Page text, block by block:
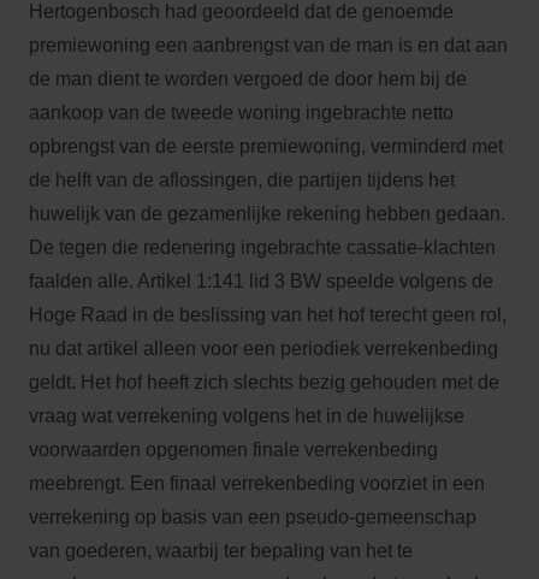
Hertogenbosch had geoordeeld dat de genoemde
premiewoning een aanbrengst van de man is en dat aan
de man dient te worden vergoed de door hem bij de
aankoop van de tweede woning ingebrachte netto
opbrengst van de eerste premiewoning, verminderd met
de helft van de aflossingen, die partijen tijdens het
huwelijk van de gezamenlijke rekening hebben gedaan.
De tegen die redenering ingebrachte cassatie-klachten
faalden alle. Artikel 1:141 lid 3 BW speelde volgens de
Hoge Raad in de beslissing van het hof terecht geen rol,
nu dat artikel alleen voor een periodiek verrekenbeding
geldt. Het hof heeft zich slechts bezig gehouden met de
vraag wat verrekening volgens het in de huwelijkse
voorwaarden opgenomen finale verrekenbeding
meebrengt. Een finaal verrekenbeding voorziet in een
verrekening op basis van een pseudo-gemeenschap
van goederen, waarbij ter bepaling van het te